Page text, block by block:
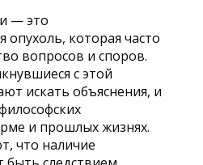
— это
опухоль, которая часто
вопросов и споров.
с этой
искать объяснения, и
и прошлых жизнях.
что наличие